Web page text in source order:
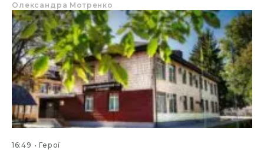
Олександра Мотренко
16:49 Герої